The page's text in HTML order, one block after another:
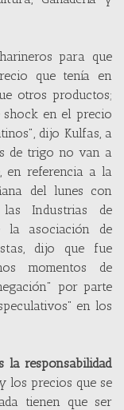
para que
que tenía en
otros productos;
shock en el precio
dijo Kulfas, a
de trigo no van a
en referencia a la
del lunes con
Industrias de
la asociación de
dijo que fue
momentos de
por parte
en los
la responsabilidad
los precios que se
tienen que ser